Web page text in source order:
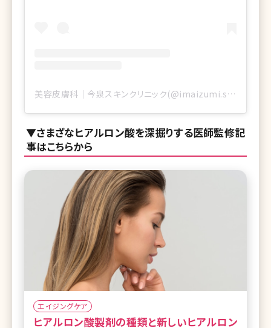
美容皮膚科｜今泉スキンクリニック(@imaizumi.sc)がシェアした投稿
▼さまざなヒアルロン酸を深掘りする医師監修記
事はこちらから
エイジングケア
ヒアルロン酸製剤の種類と新しいヒアルロン